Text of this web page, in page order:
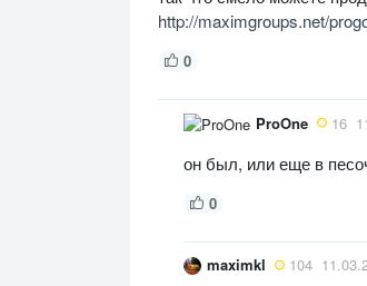
http://maximgroups.net/
0
ProOne 16
он был, или еще в
0
maximkl 104